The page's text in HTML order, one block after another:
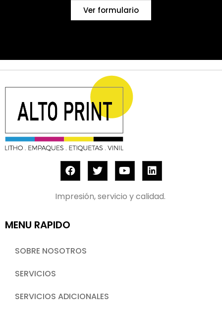
Ver formulario
Impresión, servicio y calidad.
MENU RAPIDO
SOBRE NOSOTROS
SERVICIOS
SERVICIOS ADICIONALES